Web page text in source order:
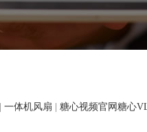
一体机风扇
糖心视频官网糖心